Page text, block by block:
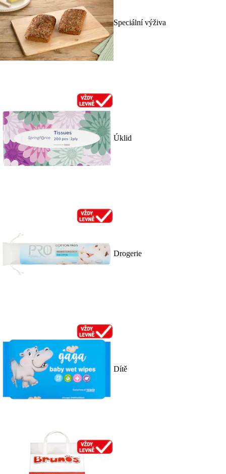
Speciální výživa
Úklid
Drogerie
Dítě